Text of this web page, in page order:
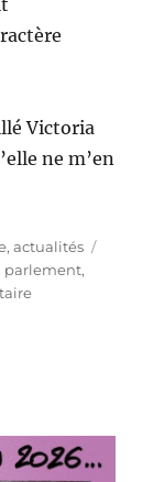
Victoria
ne m’en
actualités
parlement,
sur
déshabillent
les